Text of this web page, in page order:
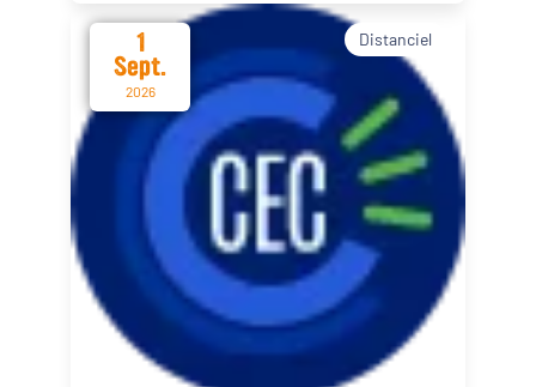
Départements
Format de l'événement
Présentiel
Distanciel
Organisateur
le renforcement du pouvoir
d’agir de leur public dans les
actions menées.
1
Sept.
2026
Distanciel